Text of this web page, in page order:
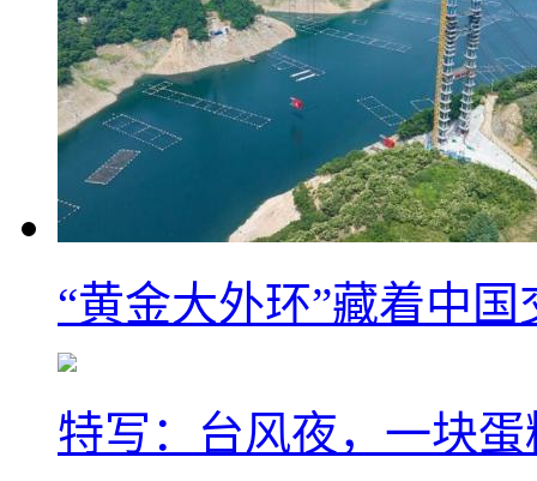
“黄金大外环”藏着中
特写：台风夜，一块